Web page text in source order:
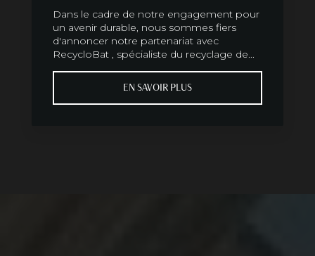
Dans le cadre de notre engagement pour
un avenir durable, nous sommes fiers
d'annoncer notre partenariat avec
RecycloBat , spécialiste du recyclage de...
EN SAVOIR PLUS